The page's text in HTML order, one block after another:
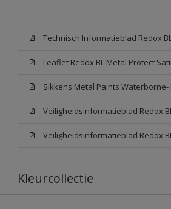
Leaflet Redox BL Metal Protect
Kleurcollectie